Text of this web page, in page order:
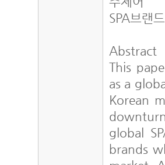
SPA브랜
Abstract
This
as a
Korean
global
brands